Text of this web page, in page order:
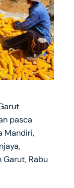
pasca
Mandiri,
Garut, Rabu